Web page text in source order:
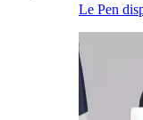
Le Pen